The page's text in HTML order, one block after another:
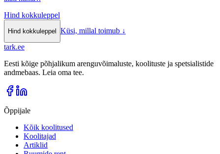
Hind kokkuleppel
Hind kokkuleppel Küsi, millal toimub ↓
tark.ee
Eesti kõige põhjalikum arenguvõimaluste, koolituste ja spetsialistide
andmebaas. Leia oma tee.
Õppijale
Kõik koolitused
Koolitajad
Artiklid